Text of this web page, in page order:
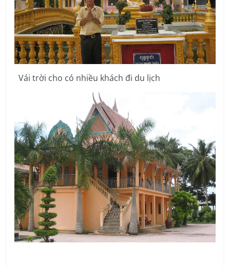
Vái trời cho có nhiều khách đi du lịch